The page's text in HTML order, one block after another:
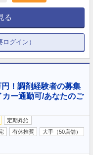
る
グイン）
！調剤経験者の募集
ー通勤可/あなたのご
定期昇給
有休推奨
大手（50店舗）